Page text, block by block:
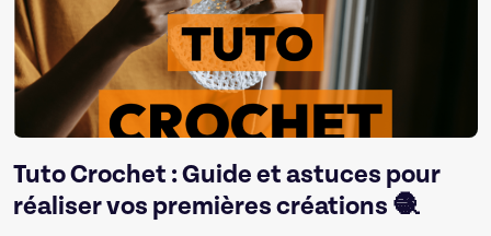
Tuto Crochet : Guide et astuces pour
réaliser vos premières créations 🧶